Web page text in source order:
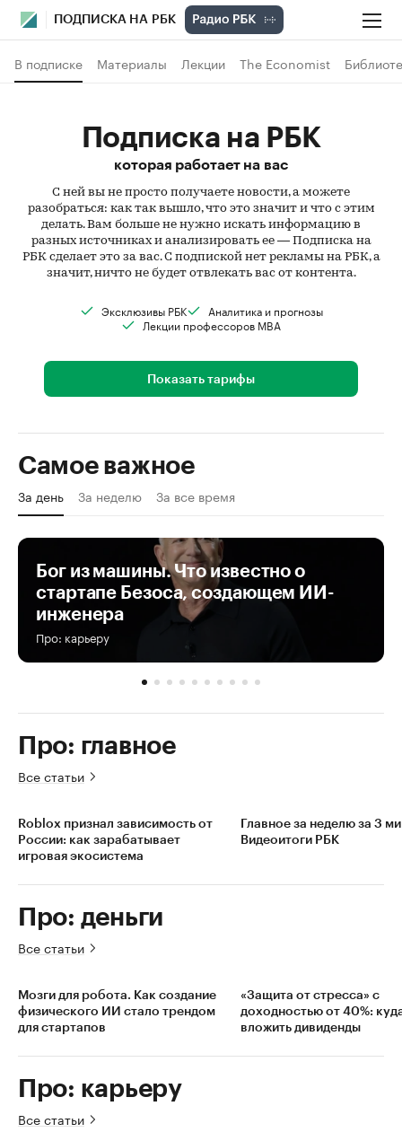
ПОДПИСКА НА РБК
В подписке Материалы Лекции The Economist
Подписка на РБК
которая работает на вас
С ней вы не просто получаете новости, а можете
разобраться: как так вышло, что это значит и что с этим
делать. Вам больше не нужно искать информацию в
разных источниках и анализировать ее — Подписка на
РБК сделает это за вас. С подпиской нет рекламы на РБК, а
значит, ничто не будет отвлекать вас от контента.
Эксклюзивы РБК
Аналитика и прогнозы
Лекции профессоров MBA
Показать тарифы
Самое важное
За день За неделю За все время
Бог из машины. Что известно о
стартапе Безоса, создающем ИИ-
инженера
Про: карьеру
Про: главное
Все статьи
Roblox признал зависимость от
России: как зарабатывает
игровая экосистема
Главное за неделю за 3
Видеоитоги РБК
Про: деньги
Все статьи
Мозги для робота. Как создание
физического ИИ стало трендом
для стартапов
«Защита от стресса» с
доходностью от 40%:
вложить дивиденды
Про: карьеру
Все статьи